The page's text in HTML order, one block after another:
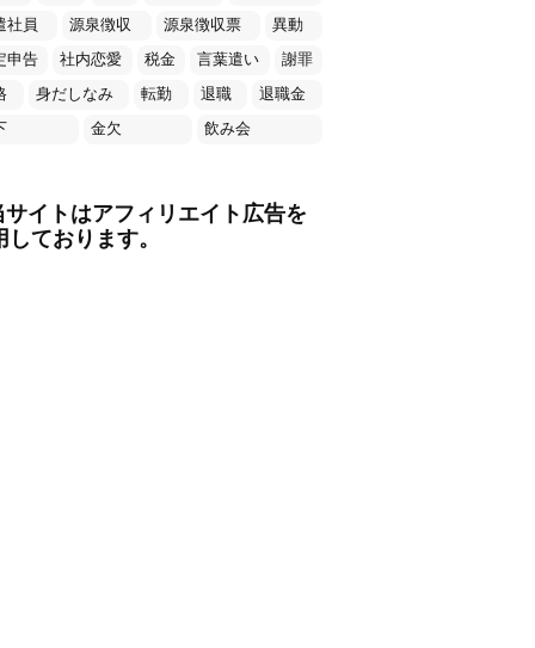
社員
源泉徴収 源泉徴収票
異動
申告
社内恋愛 税金 言葉遣い
謝罪
身だしなみ 転勤 退職
退職金
金欠 飲み会
イトはアフィリエイト広告を
しております。